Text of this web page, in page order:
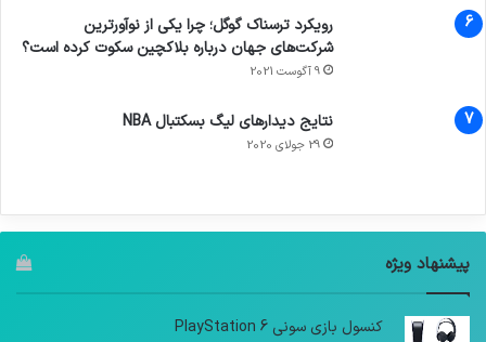
رویکرد ترسناک گوگل؛ چرا یکی از نوآورترین
شرکت‌های جهان درباره بلاکچین سکوت کرده است؟
9 آگوست 2021
نتایج دیدار‌های لیگ بسکتبال NBA
29 جولای 2020
پیشنهاد ویژه
کنسول بازی سونی PlayStation 6